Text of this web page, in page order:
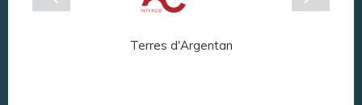
Terres d'Argentan